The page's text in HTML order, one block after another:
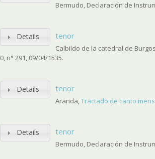
Bermudo, Declaración de
Details tenor
Calbildo de la catedral de
0, n° 291, 09/04/1535.
Details tenor
Aranda,Tractado de canto
Details tenor
Bermudo, Declaración de